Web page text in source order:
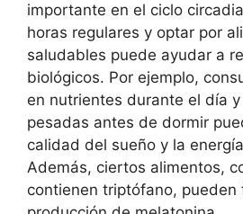
importante en el ciclo
horas regulares y optar por
saludables puede ayudar a
biológicos. Por ejemplo,
en nutrientes durante el día
pesadas antes de dormir
calidad del sueño y la
Además, ciertos alimentos,
contienen triptófano, pueden